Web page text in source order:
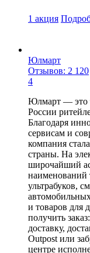
1 акция
Юлмарт
Отзывов: 2 120
4
Юлмарт — это
России
Благодаря
сервисам и
компания
страны. На
широчайший
наименований
ультрабуков,
и товаров для
получить
доставку,
Outpost или
центре